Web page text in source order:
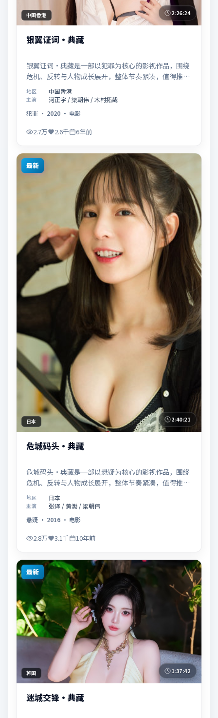
中国香港 2:26:24
银翼证词·典藏
银翼证词·典藏是一部以犯罪为核心的影视作品，围绕
危机、反转与人物成长展开，整体节奏紧凑，值得推荐
观看。
地区 中国香港
主演
河正宇 / 梁朝伟 / 木村拓哉
犯罪 · 2020 · 电影
2.7万 2.6千 6年前
最新
日本 2:40:21
危城码头·典藏
危城码头·典藏是一部以悬疑为核心的影视作品，围绕
危机、反转与人物成长展开，整体节奏紧凑，值得推荐
观看。
地区 日本
主演
张译 / 黄渤 / 梁朝伟
悬疑 · 2016 · 电影
2.8万 3.1千 10年前
最新
韩国 1:37:42
迷城交锋·典藏